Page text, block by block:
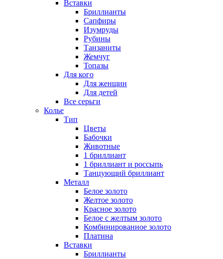
Вставки
Бриллианты
Сапфиры
Изумруды
Рубины
Танзаниты
Жемчуг
Топазы
Для кого
Для женщин
Для детей
Все серьги
Колье
Тип
Цветы
Бабочки
Животные
1 бриллиант
1 бриллиант и россыпь
Танцующий бриллиант
Металл
Белое золото
Желтое золото
Красное золото
Белое с желтым золото
Комбинированное золото
Платина
Вставки
Бриллианты